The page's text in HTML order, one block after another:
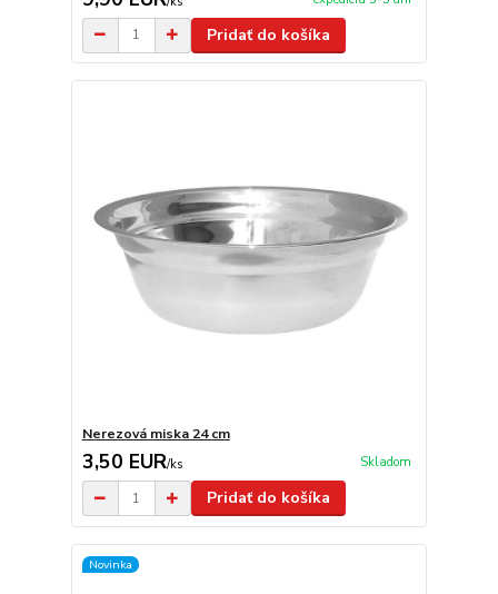
Pridať do košíka
Nerezová miska 24 cm
3,50 EUR/ks Skladom
Pridať do košíka
Novinka